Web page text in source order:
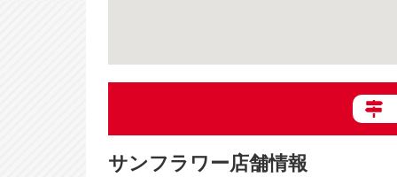
サンフラワー店舗情報